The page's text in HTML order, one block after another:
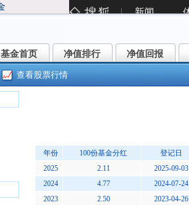
基金首页
基金首页 净值排行
净值排行 净值回报
净值回报
查看股票行情
年份 100份基金分红 登记日
2025
2.11 2025-09-03
2024
4.77 2024-07-24
2023
2.50 2023-04-26